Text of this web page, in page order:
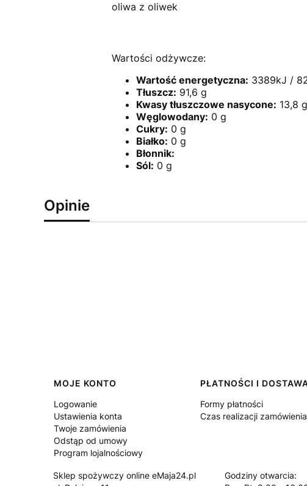
oliwa z oliwek
Wartości odżywcze:
Wartość energetyczna: 3389kJ /
Tłuszcz: 91,6 g
Kwasy tłuszczowe nasycone: 13,8 g
Węglowodany: 0 g
Cukry: 0 g
Białko: 0 g
Błonnik:
Sól: 0 g
Opinie
Linki w stopce
MOJE KONTO
Logowanie
Ustawienia konta
Twoje zamówienia
Odstąp od umowy
Program lojalnościowy
PŁATNOŚCI I
Formy płatności
Czas realizacji zamówienia
Sklep spożywczy online eMaja24.pl
Godziny otwarcia: